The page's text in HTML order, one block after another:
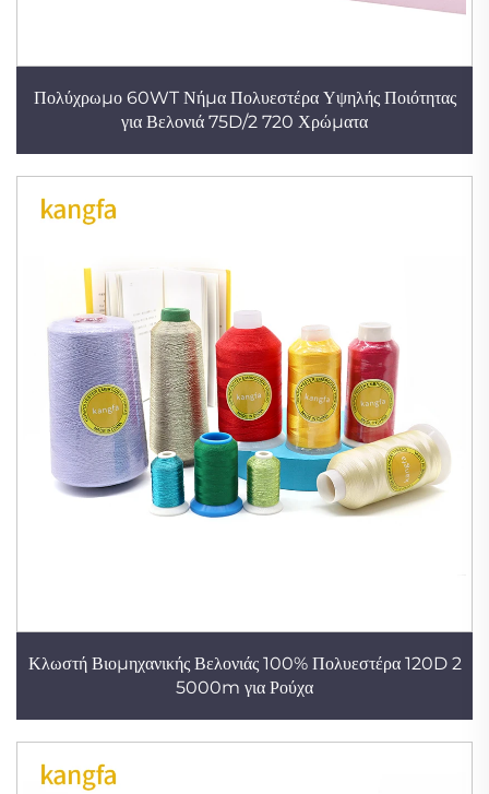
Πολύχρωμο 60WT Νήμα Πολυεστέρα Υψηλής Ποιότητας
για Βελονιά 75D/2 720 Χρώματα
Κλωστή Βιομηχανικής Βελονιάς 100% Πολυεστέρα 120D 2
5000m για Ρούχα